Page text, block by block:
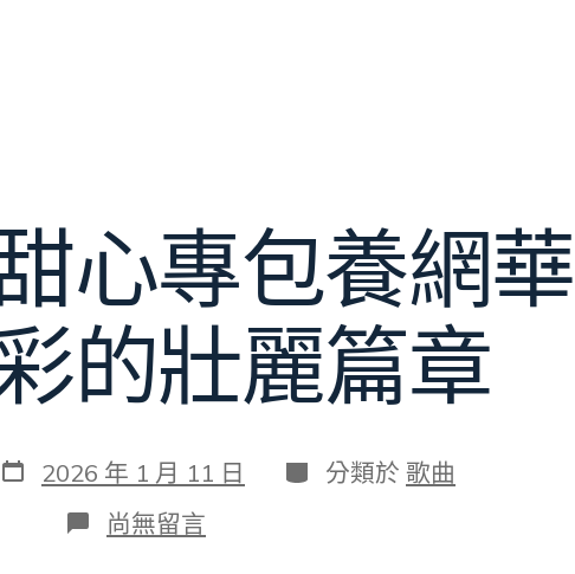
心專包養網
的壯麗篇章
發
表
2026 年 1 月 11 日 分
類
分類於 歌曲
在
〈河
尚無留言